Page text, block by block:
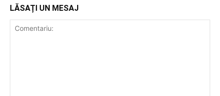
LĂSAȚI UN MESAJ